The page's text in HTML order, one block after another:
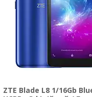
ZTE Blade L8 1/16Gb